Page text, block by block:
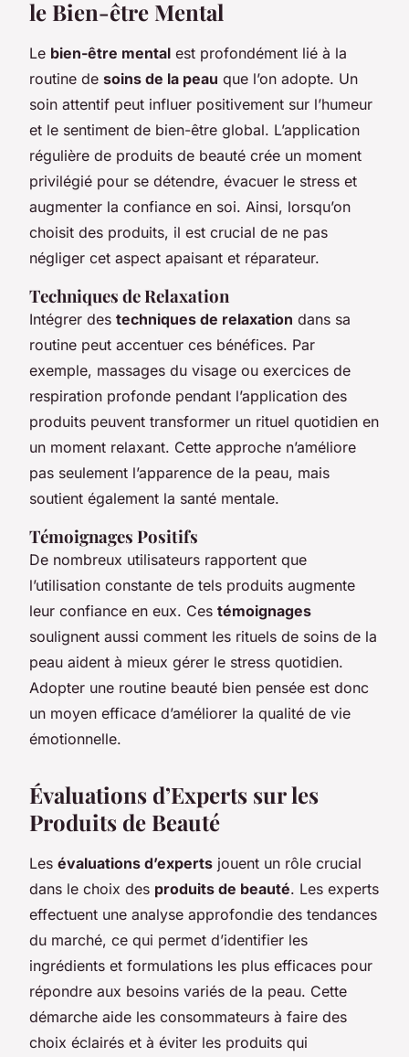
le Bien-être Mental
Le bien-être mental est profondément lié à la
routine de soins de la peau que l’on adopte. Un
soin attentif peut influer positivement sur l’humeur
et le sentiment de bien-être global. L’application
régulière de produits de beauté crée un moment
privilégié pour se détendre, évacuer le stress et
augmenter la confiance en soi. Ainsi, lorsqu’on
choisit des produits, il est crucial de ne pas
négliger cet aspect apaisant et réparateur.
Techniques de Relaxation
Intégrer des techniques de relaxation dans sa
routine peut accentuer ces bénéfices. Par
exemple, massages du visage ou exercices de
respiration profonde pendant l’application des
produits peuvent transformer un rituel quotidien en
un moment relaxant. Cette approche n’améliore
pas seulement l’apparence de la peau, mais
soutient également la santé mentale.
Témoignages Positifs
De nombreux utilisateurs rapportent que
l’utilisation constante de tels produits augmente
leur confiance en eux. Ces témoignages
soulignent aussi comment les rituels de soins de la
peau aident à mieux gérer le stress quotidien.
Adopter une routine beauté bien pensée est donc
un moyen efficace d’améliorer la qualité de vie
émotionnelle.
Évaluations d’Experts sur les
Produits de Beauté
Les évaluations d’experts jouent un rôle crucial
dans le choix des produits de beauté. Les experts
effectuent une analyse approfondie des tendances
du marché, ce qui permet d’identifier les
ingrédients et formulations les plus efficaces pour
répondre aux besoins variés de la peau. Cette
démarche aide les consommateurs à faire des
choix éclairés et à éviter les produits qui